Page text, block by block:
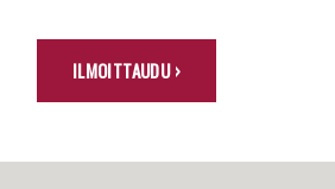
ILMOITTAUDU ›